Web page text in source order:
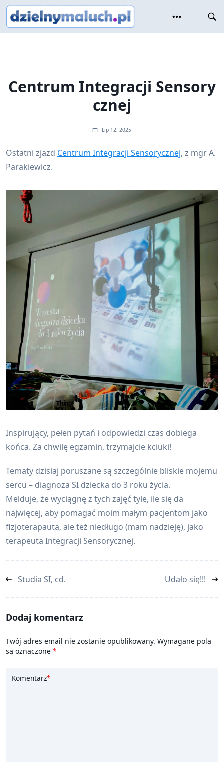
Skip
content
Centrum Integracji Sensory
cznej
Lip 12, 2025
Ostatni zjazd Centrum Integracji Sensorycznej, z mgr A.
Parakiewicz.
Inspirujący, pełen pytań i odpowiedzi czas dobiega
końca. Za chwilę egzamin, trzymajcie kciuki!
Tematy dzisiaj poruszane są szczególnie bliskie mojemu
sercu – diagnoza SI dziecka do 3 roku życia.
Melduje, że wyciągnę z tych zajęć tyle, ile się da
najwięcej, aby pomagać moim małym pacjentom jako
fizjoterapauta, ale też niedługo (mam nadzieję), jako
terapeuta Integracji Sensorycznej.
<span
screen-
text">Page</span>
Studia SI, cd. Udało się!!!
Dodaj komentarz
Twój adres email nie zostanie opublikowany. Wymagane pola
są oznaczone *
Komentarz*